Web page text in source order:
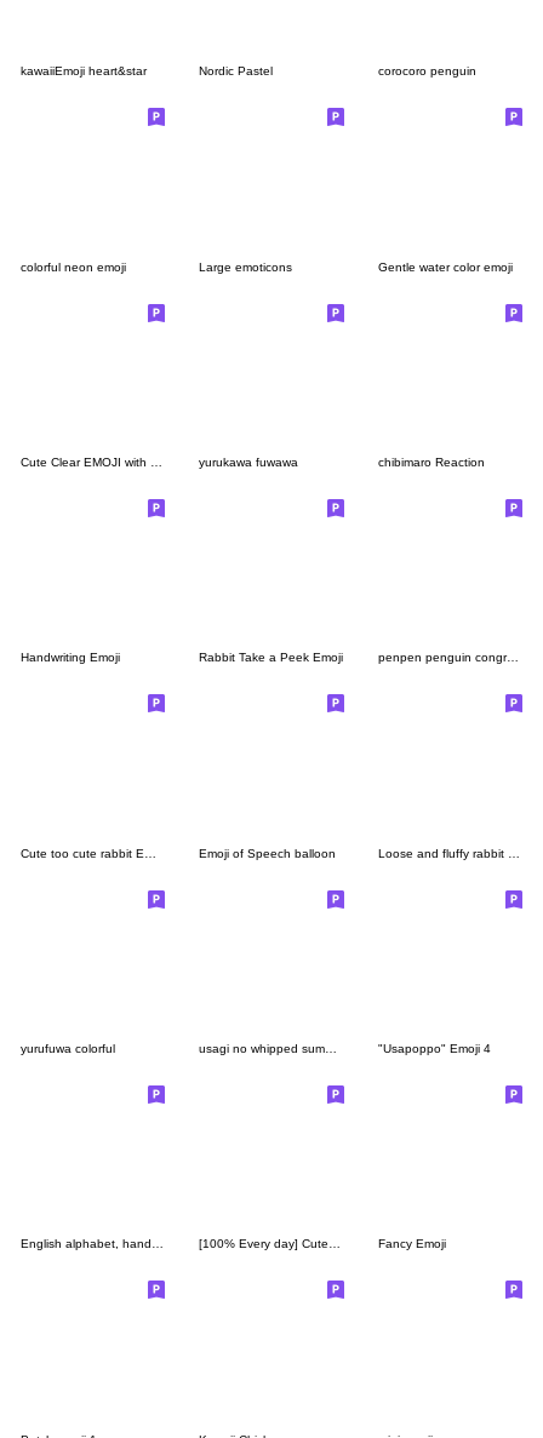
kawaiiEmoji heart&star Nordic Pastel corocoro penguin
colorful neon emoji Large emoticons Gentle water color emoji
yurukawa fuwawa chibimaro Reaction
Handwriting Emoji Rabbit Take a Peek Emoji penpen penguin congratulation
Emoji of Speech balloon
yurufuwa colorful "Usapoppo" Emoji 4
English alphabet, hand drawn, wind [100% Every day] Cute Emoji. --- 14 --- Fancy Emoji